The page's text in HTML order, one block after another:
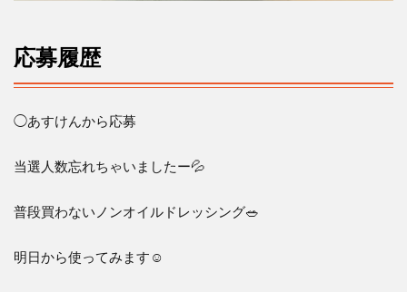
応募履歴
◯あすけんから応募
当選人数忘れちゃいましたー💦
普段買わないノンオイルドレッシング🥗
明日から使ってみます☺️